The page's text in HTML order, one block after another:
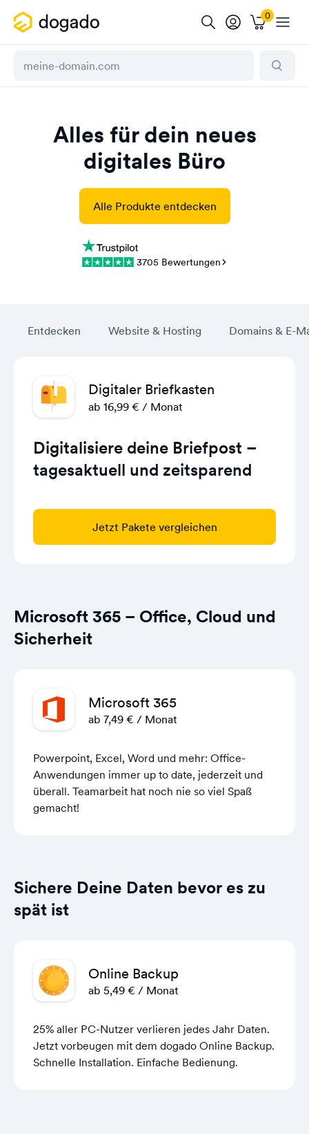
Alles für dein neues
digitales Büro
Alle Produkte entdecken
3705 Bewertungen
Entdecken Website & Hosting Domains & E-
Digitaler Briefkasten
ab 16,99 € / Monat
Digitalisiere deine Briefpost –
tagesaktuell und zeitsparend
Jetzt Pakete vergleichen
Microsoft 365 – Office, Cloud und
Sicherheit
Microsoft 365
ab 7,49 € / Monat
Powerpoint, Excel, Word und mehr: Office-
Anwendungen immer up to date, jederzeit und
überall. Teamarbeit hat noch nie so viel Spaß
gemacht!
Sichere Deine Daten bevor es zu
spät ist
Online Backup
ab 5,49 € / Monat
25% aller PC-Nutzer verlieren jedes Jahr Daten.
Jetzt vorbeugen mit dem dogado Online Backup.
Schnelle Installation. Einfache Bedienung.